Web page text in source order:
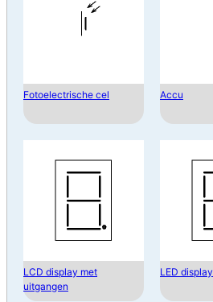
Fotoelectrische cel Accu
LCD display met
uitgangen
LED display